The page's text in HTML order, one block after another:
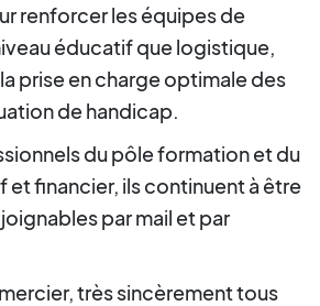
renforcer les équipes de
éducatif que logistique,
prise en charge optimale des
de handicap.
du pôle formation et du
et financier, ils continuent à être
par mail et par
très sincèrement tous